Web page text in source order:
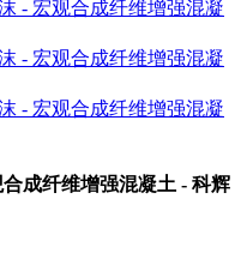
成纤维增强混凝土 - 科辉